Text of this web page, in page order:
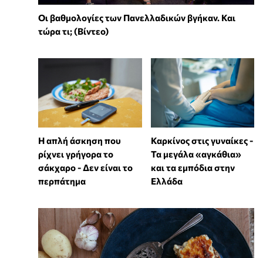
Οι βαθμολογίες των Πανελλαδικών βγήκαν. Και
τώρα τι; (Βίντεο)
Η απλή άσκηση που
ρίχνει γρήγορα το
σάκχαρο - Δεν είναι το
περπάτημα
Καρκίνος στις γυναίκες -
Τα μεγάλα «αγκάθια»
και τα εμπόδια στην
Ελλάδα